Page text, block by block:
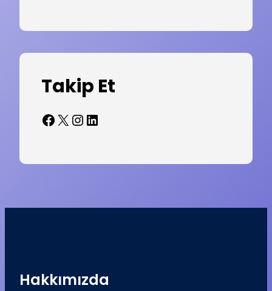
Takip Et
Facebook X InstagramLinkedIn
Hakkımızda